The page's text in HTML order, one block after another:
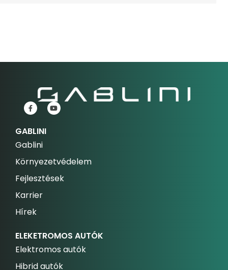
GABLINI
Gablini
Környezetvédelem
Fejlesztések
Karrier
Hírek
ELEKETROMOS AUTÓK
Elektromos autók
Hibrid autók